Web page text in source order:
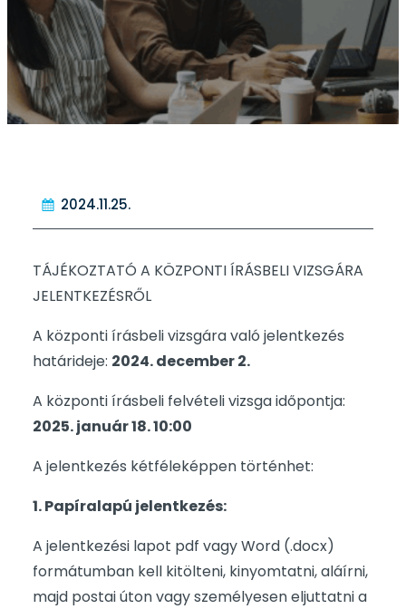
2024.11.25.
TÁJÉKOZTATÓ A KÖZPONTI ÍRÁSBELI VIZSGÁRA
JELENTKEZÉSRŐL
A központi írásbeli vizsgára való jelentkezés
határideje: 2024. december 2.
A központi írásbeli felvételi vizsga időpontja:
2025. január 18. 10:00
A jelentkezés kétféleképpen történhet:
1. Papíralapú jelentkezés:
A jelentkezési lapot pdf vagy Word (.docx)
formátumban kell kitölteni, kinyomtatni, aláírni,
majd postai úton vagy személyesen eljuttatni a